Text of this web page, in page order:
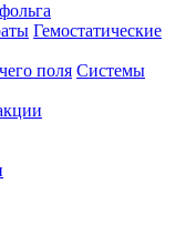
Гемостатические
Системы